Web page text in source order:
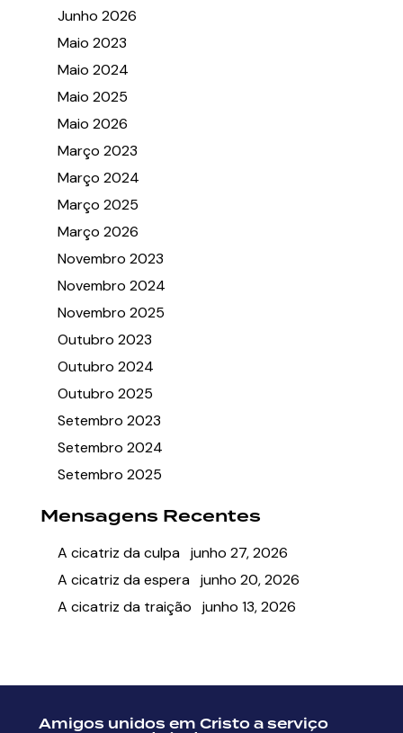
Junho 2026
Maio 2023
Maio 2024
Maio 2025
Maio 2026
Março 2023
Março 2024
Março 2025
Março 2026
Novembro 2023
Novembro 2024
Novembro 2025
Outubro 2023
Outubro 2024
Outubro 2025
Setembro 2023
Setembro 2024
Setembro 2025
Mensagens Recentes
A cicatriz da culpa junho 27, 2026
A cicatriz da espera junho 20, 2026
A cicatriz da traição
junho 13, 2026
Amigos unidos em Cristo a serviço